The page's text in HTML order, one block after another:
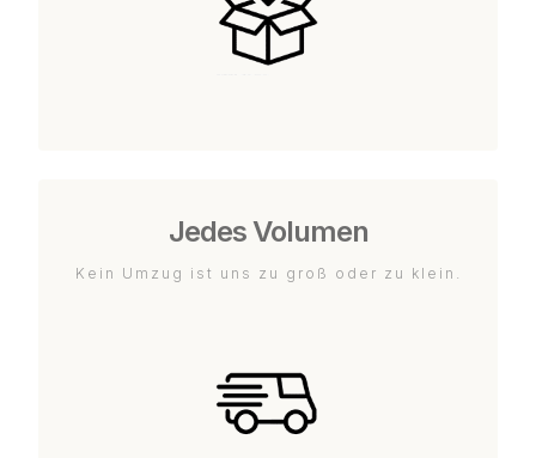
Jedes Volumen
Kein Umzug ist uns zu groß oder zu klein.